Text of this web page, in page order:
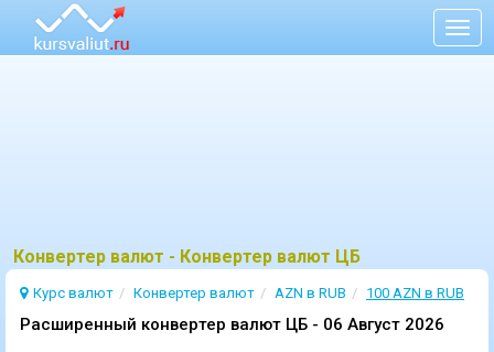
Конвертер валют - Конвертер валют ЦБ
Курс валют Конвертер валют AZN в RUB 100 AZN в RUB
Расширенный конвертер валют ЦБ - 06 Август 2026